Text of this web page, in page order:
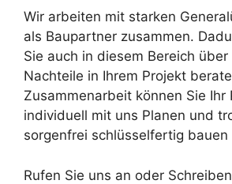
Über die Grundleistung
hinausgehende
verantwortlicher
Wir arbeiten mit starken
als Baupartner zusammen.
Sie auch in diesem Bereich über
Nachteile in Ihrem Projekt
Zusammenarbeit können Sie Ihr
individuell mit uns Planen und
sorgenfrei schlüsselfertig bauen
Rufen Sie uns an oder